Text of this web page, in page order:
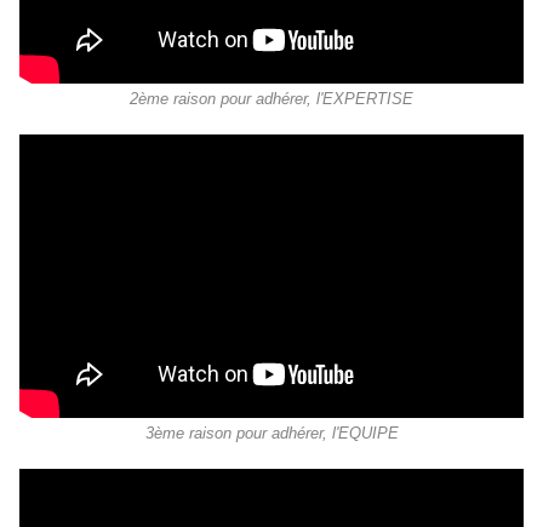
2ème raison pour adhérer, l'EXPERTISE
3ème raison pour adhérer, l'EQUIPE